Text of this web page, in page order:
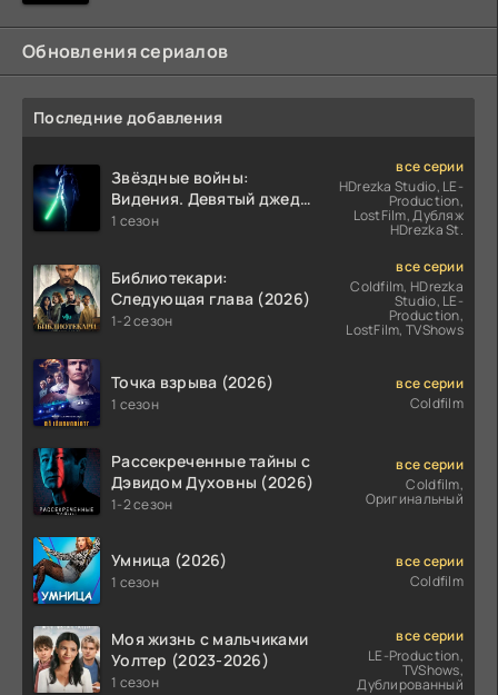
Обновления сериалов
Последние добавления
Звёздные войны:
Видения. Девятый джедай
(2026)
1 сезон
все серии
HDrezka Studio, LE-
Production,
LostFilm, Дубляж
HDrezka St.
Библиотекари:
Следующая глава (2026)
1-2 сезон
все серии
Coldfilm, HDrezka
Studio, LE-
Production,
LostFilm, TVShows
Точка взрыва (2026)
1 сезон
все серии
Coldfilm
Рассекреченные тайны с
Дэвидом Духовны (2026)
1-2 сезон
все серии
Coldfilm,
Оригинальный
Умница (2026)
1 сезон
все серии
Coldfilm
Моя жизнь с мальчиками
Уолтер (2023-2026)
1 сезон
все серии
LE-Production,
TVShows,
Дублированный